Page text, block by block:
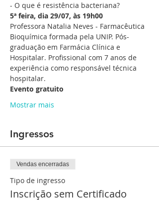
- O que é resistência bacteriana?
5ª feira, dia 29/07, às 19h00
Professora Natalia Neves - Farmacêutica
Bioquímica formada pela UNIP. Pós-
graduação em Farmácia Clínica e
Hospitalar. Profissional com 7 anos de
experiência como responsável técnica
hospitalar.
Evento gratuito
Mostrar mais
Ingressos
Vendas encerradas
Tipo de ingresso
Inscrição sem Certificado